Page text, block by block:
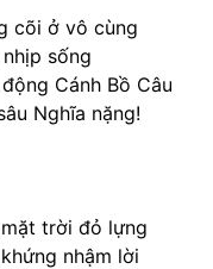
cõi ở vô cùng
sống
Cánh Bồ Câu
Nghĩa nặng!
trời đỏ lựng
nhậm lời